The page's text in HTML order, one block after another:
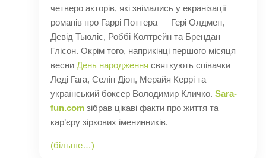
четверо акторів, які знімались у екранізації
романів про Гаррі Поттера — Гері Олдмен,
Девід Тьюліс, Роббі Колтрейн та Брендан
Глісон. Окрім того, наприкінці першого місяця
весни День народження святкують співачки
Леді Гага, Селін Діон, Мерайя Керрі та
український боксер Володимир Кличко. Sara-
fun.com зібрав цікаві факти про життя та
кар’єру зіркових іменинників.
(більше…)